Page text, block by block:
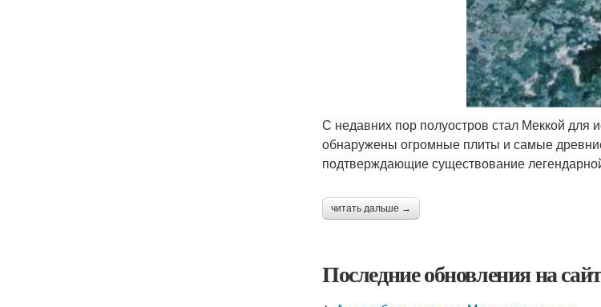
С недавних пор полуостров стал Меккой для
обнаружены огромные плиты и самые
подтверждающие существование
читать дальше →
Последние обновления на